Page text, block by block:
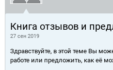
Книга отзывов и
27 сен 2019
Здравствуйте, в этой теме Вы
работе или предложить, как её